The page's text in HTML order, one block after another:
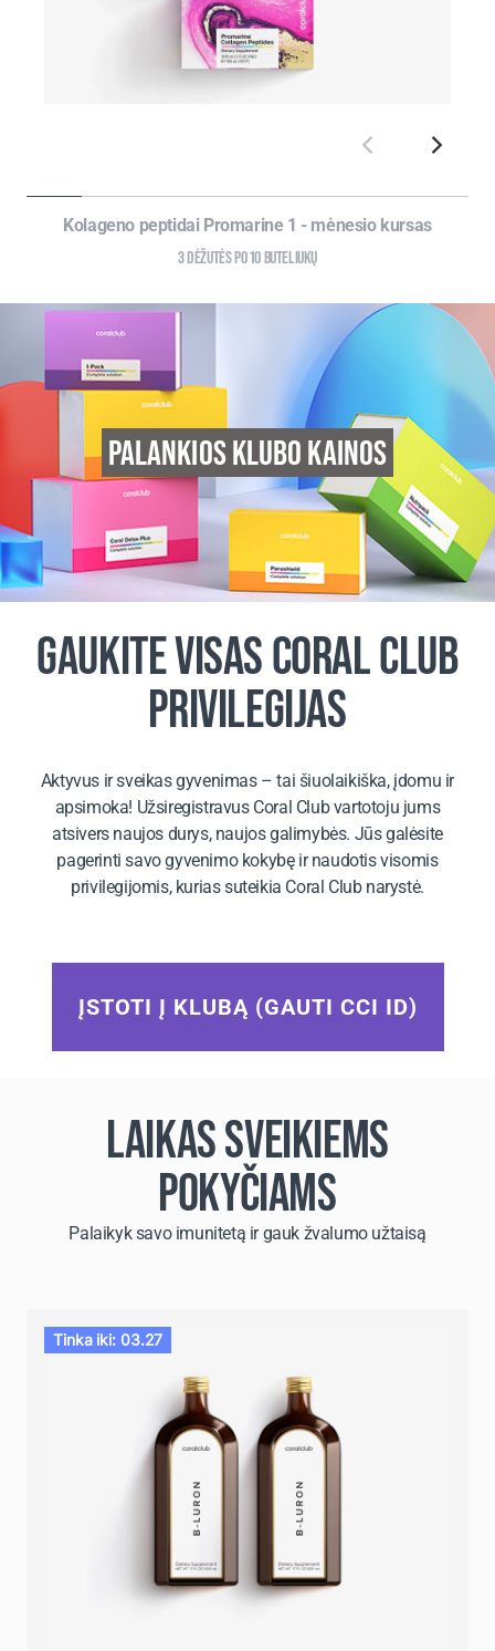
Kolageno peptidai Promarine 1 - mėnesio kursas
3 DĖŽUTĖS PO 10 BUTELIUKŲ
PALANKIOS KLUBO KAINOS
GAUKITE VISAS CORAL CLUB
PRIVILEGIJAS
Aktyvus ir sveikas gyvenimas – tai šiuolaikiška, įdomu ir
apsimoka! Užsiregistravus Coral Club vartotoju jums
atsivers naujos durys, naujos galimybės. Jūs galėsite
pagerinti savo gyvenimo kokybę ir naudotis visomis
privilegijomis, kurias suteikia Coral Club narystė.
ĮSTOTI Į KLUBĄ (GAUTI CCI ID)
LAIKAS SVEIKIEMS
POKYČIAMS
Palaikyk savo imunitetą ir gauk žvalumo užtaisą
Tinka iki: 03.27